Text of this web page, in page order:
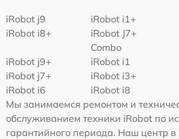
iRobot j9
iRobot i1+
iRobot i8+
iRobot J7+
Combo
iRobot j9+
iRobot i1
iRobot j7+
iRobot i3+
iRobot i6
iRobot i8
Мы занимаемся ремонтом и
обслуживанием техники iRobot по
гарантийного периода. Наш центр